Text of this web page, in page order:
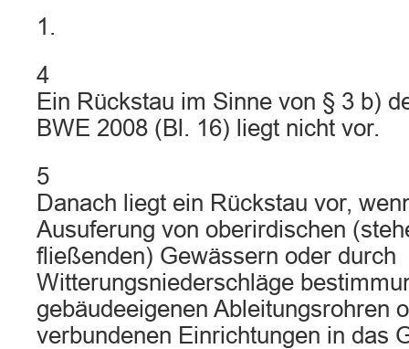
1.
4
Ein Rückstau im Sinne von § 3 b)
BWE 2008 (Bl. 16) liegt nicht vor.
5
Danach liegt ein Rückstau vor,
Ausuferung von oberirdischen
fließenden) Gewässern oder durch
Witterungsniederschläge
gebäudeeigenen Ableitungsrohren
verbundenen Einrichtungen in das